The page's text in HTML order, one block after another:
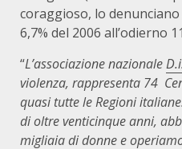
coraggioso, lo
6,7% del 2006 all’odierno
“L’associazione nazionale
violenza, rappresenta 74
quasi tutte le Regioni
di oltre venticinque anni,
migliaia di donne e